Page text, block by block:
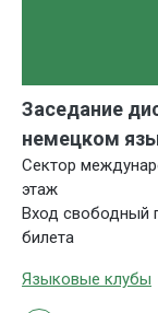
Заседание
немецком
Сектор
этаж
Вход свободный
билета
Языковые клубы